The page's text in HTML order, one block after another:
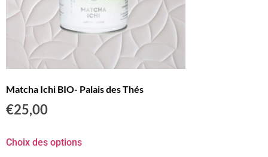
Matcha Ichi BIO- Palais des Thés
€25,00
Choix des options